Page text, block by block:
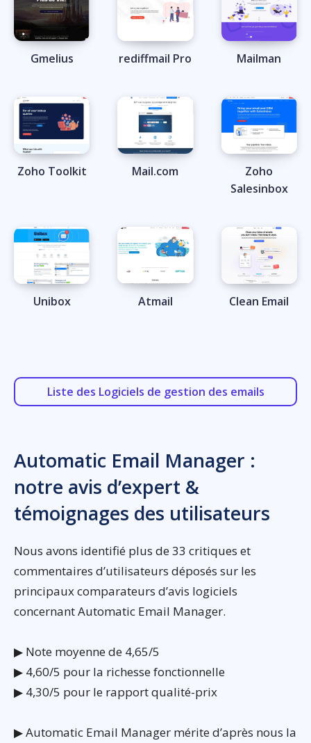
Gmelius rediffmail Pro Mailman
Zoho Toolkit Mail.com
Zoho
Salesinbox
Unibox Atmail Clean Email
Liste des Logiciels de gestion des emails
Automatic Email Manager :
notre avis d’expert &
témoignages des utilisateurs
Nous avons identifié plus de 33 critiques et
commentaires d’utilisateurs déposés sur les
principaux comparateurs d’avis logiciels
concernant Automatic Email Manager.
▶ Note moyenne de 4,65/5
▶ 4,60/5 pour la richesse fonctionnelle
▶ 4,30/5 pour le rapport qualité-prix
▶ Automatic Email Manager mérite d’après nous la